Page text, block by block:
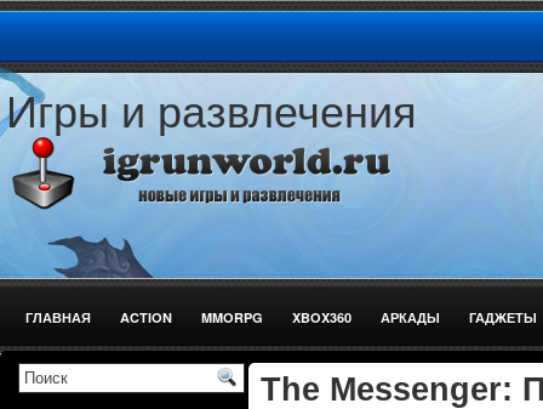
Игры и развлечения
ГЛАВНАЯ ACTION MMORPG XBOX360 АРКАДЫ ГАДЖЕТЫ
СТРЕЛЯЛКИ
The Messenger: